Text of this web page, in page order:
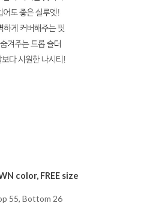
color, FREE size
55, Bottom 26